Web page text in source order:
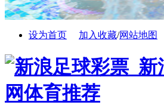
设为首页 加入收藏/网站地图